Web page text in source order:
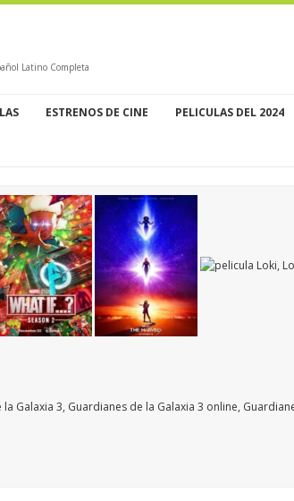
Latino Completa
ESTRENOS DE CINE PELICULAS DEL 2024